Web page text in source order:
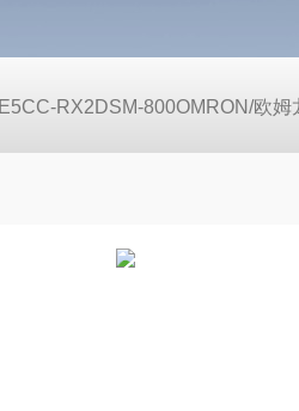
E5CC-RX2DSM-800OMRON/欧